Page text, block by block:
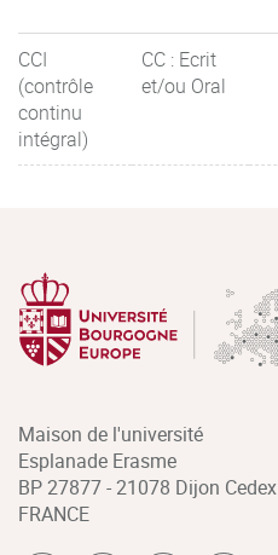
CCI
(contrôle
continu
intégral)
CC : Ecrit
et/ou Oral
Maison de l'université
Esplanade Erasme
BP 27877 - 21078 Dijon Cedex
FRANCE